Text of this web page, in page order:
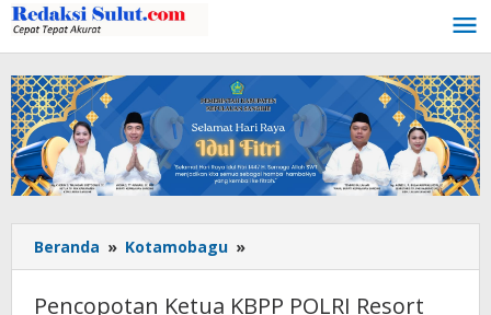
Lewati
ke
konten
Beranda » Kotamobagu »
Ketua
Pencopotan Ketua KBPP POLRI Resort